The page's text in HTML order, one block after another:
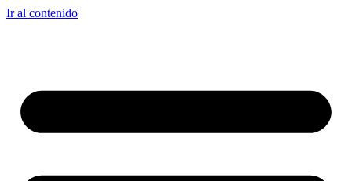
Ir al contenido